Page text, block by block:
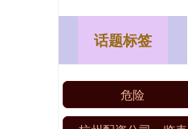
话题标签
危险